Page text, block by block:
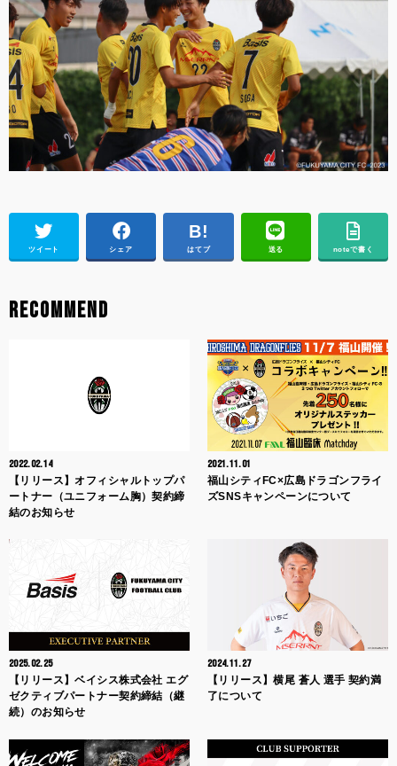
ツイート シェア はてブ 送る noteで書く
RECOMMEND
2022.02.14
【リリース】オフィシャルトップパ
ートナー（ユニフォーム胸）契約締
結のお知らせ
2021.11.01
福山シティFC×広島ドラゴンフライ
ズSNSキャンペーンについて
2025.02.25
【リリース】ベイシス株式会社 エグ
ゼクティブパートナー契約締結（継
続）のお知らせ
2024.11.27
【リリース】横尾 蒼人 選手 契約満
了について